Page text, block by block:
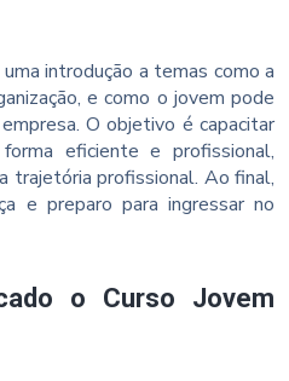
introdução a temas como a
e como o jovem pode
O objetivo é capacitar
eficiente e profissional,
trajetória profissional. Ao final,
e preparo para ingressar no
o Curso Jovem